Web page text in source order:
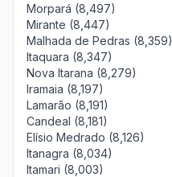
Morpará (8,497)
Mirante (8,447)
Malhada de Pedras (8,359)
Itaquara (8,347)
Nova Itarana (8,279)
Iramaia (8,197)
Lamarão (8,191)
Candeal (8,181)
Elísio Medrado (8,126)
Itanagra (8,034)
Itamari (8,003)